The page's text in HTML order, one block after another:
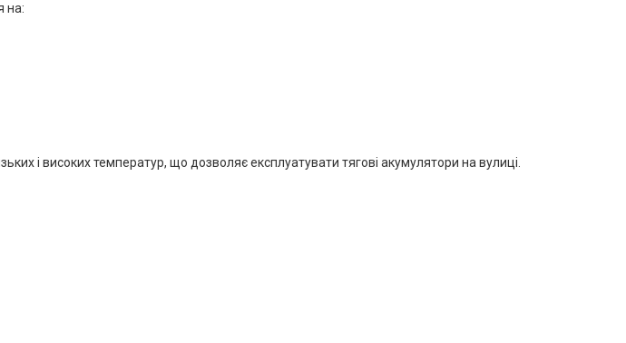
на:
і високих температур, що дозволяє експлуатувати тягові акумулятори на вулиці.